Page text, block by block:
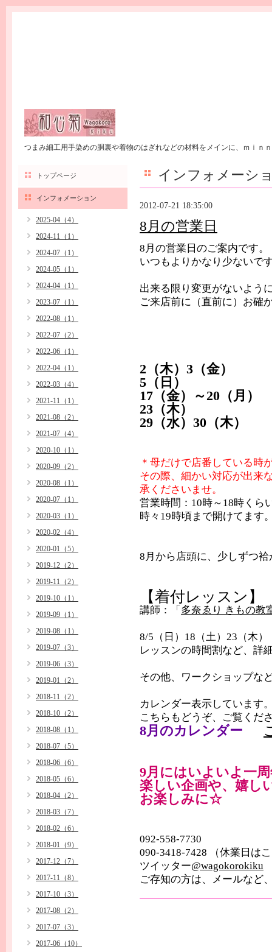
つまみ細工用手染めの胴裏や着物のはぎれなどの材料をメインに、ｍｉｎ
インフォメーシ
2012-07-21 18:35:00
8月の営業日
8月の営業日のご案内です。
いつもよりかなり少ないで
出来る限り変更がないよう
ご来店前に（直前に）お確
2（木）3（金）
5（日）
17（金）～20（月）
23（木）
29（水）30（木）
＊母だけで店番している時
その際、細かい対応が出来
承くださいませ。
営業時間：10時～18時くら
時々19時頃まで開けてます
8月から店頭に、少しずつ
【着付レッスン】
講師：「 多奈ゑり きもの教
8/5（日）18（土）23（木）
レッスンの時間割など、
その他、ワークショップな
カレンダー表示しています
こちらもどうぞ、ご覧くだ
8月のカレンダー
9月にはいよいよ一
楽しい企画や、嬉し
お楽しみに☆
092-558-7730
090-3418-7428 （休業日は
ツイッター@wagokorokiku
ご存知の方は、メールなど
トップページ
インフォメーション
2025-04（4）
2024-11（1）
2024-07（1）
2024-05（1）
2024-04（1）
2023-07（1）
2022-08（1）
2022-07（2）
2022-06（1）
2022-04（1）
2022-03（4）
2021-11（1）
2021-08（2）
2021-07（4）
2020-10（1）
2020-09（2）
2020-08（1）
2020-07（1）
2020-03（1）
2020-02（4）
2020-01（5）
2019-12（2）
2019-11（2）
2019-10（1）
2019-09（1）
2019-08（1）
2019-07（3）
2019-06（3）
2019-01（2）
2018-11（2）
2018-10（2）
2018-08（1）
2018-07（5）
2018-06（6）
2018-05（6）
2018-04（2）
2018-03（7）
2018-02（6）
2018-01（9）
2017-12（7）
2017-11（8）
2017-10（3）
2017-08（2）
2017-07（3）
2017-06（10）